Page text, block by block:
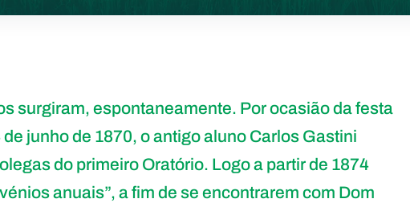
surgiram, espontaneamente. Por ocasião da festa
junho de 1870, o antigo aluno Carlos Gastini
do primeiro Oratório. Logo a partir de 1874
anuais”, a fim de se encontrarem com Dom